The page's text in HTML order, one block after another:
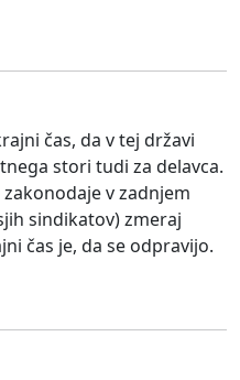
čas, da v tej državi
stori tudi za delavca.
v zadnjem
sindikatov) zmeraj
čas je, da se odpravijo.